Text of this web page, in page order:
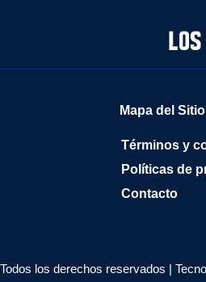
Mapa del Sitio
Términos y
Políticas de
Contacto
los derechos reservados |